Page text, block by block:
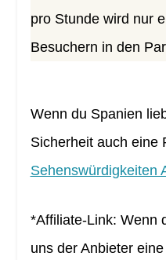
pro Stunde wird nur
Besuchern in den
Wenn du Spanien
Sicherheit auch eine
Sehenswürdigkeiten
*Affiliate-Link: Wenn
uns der Anbieter